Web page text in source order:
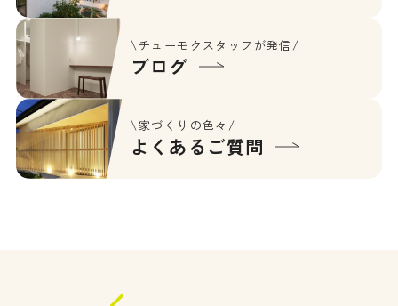
\チューモクスタッフが発信/
ブログ
\家づくりの色々/
よくあるご質問